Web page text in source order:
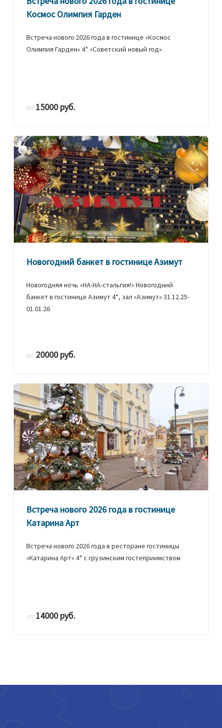
Космос Олимпия Гарден
Встреча нового 2026 года в гостинице «Космос
Олимпия Гарден» 4* «Советский новый год»
от 15000 руб.
Новогодний банкет в гостинице Азимут
Новогодняя ночь «НА-НА-стальгия!» Новогодний
банкет в гостинице Азимут 4*, зал «Азимут» 31.12.25-
01.01.26
от 20000 руб.
Встреча нового 2026 года в гостинице
Катарина Арт
Встреча нового 2026 года в ресторане гостиницы
«Катарина Арт» 4* с грузинским гостеприимством
от 14000 руб.